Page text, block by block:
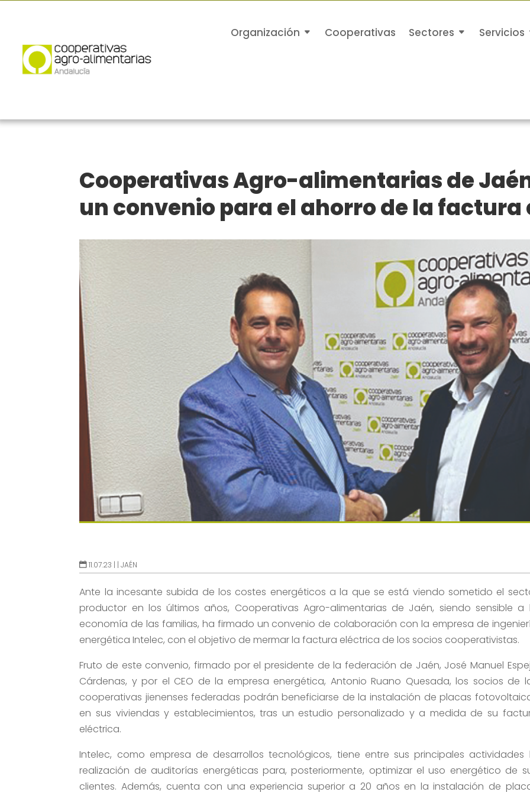
Organización Cooperativas Sectores Servicios
Cooperativas Agro-alimentarias de
un convenio para el ahorro de la
11.07.23 | |JAÉN
Ante la incesante subida de los costes energéticos a la que se está viendo sometido el
productor en los últimos años, Cooperativas Agro-alimentarias de Jaén, siendo sensible a
economía de las familias, ha firmado un convenio de colaboración con la empresa de
energética Intelec, con el objetivo de mermar la factura eléctrica de los socios cooperativistas.
Fruto de este convenio, firmado por el presidente de la federación de Jaén, José Manuel
Cárdenas, y por el CEO de la empresa energética, Antonio Ruano Quesada, los socios de
cooperativas jienenses federadas podrán beneficiarse de la instalación de placas
en sus viviendas y establecimientos, tras un estudio personalizado y a medida de su
eléctrica.
Intelec, como empresa de desarrollos tecnológicos, tiene entre sus principales actividades
realización de auditorías energéticas para, posteriormente, optimizar el uso energético de
clientes. Además, cuenta con una experiencia superior a 20 años en la instalación de